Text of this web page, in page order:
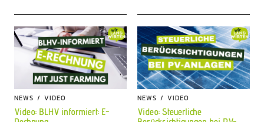
NEWS VIDEO
Video: BLHV informiert: E-
NEWS VIDEO
Video: Steuerliche